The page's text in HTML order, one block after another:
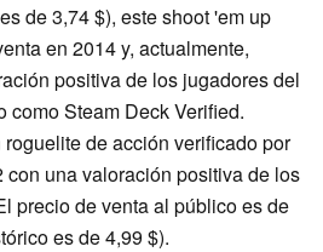
de 3,74 $), este shoot 'em up
en 2014 y, actualmente,
positiva de los jugadores del
como Steam Deck Verified.
de acción verificado por
con una valoración positiva de los
precio de venta al público es de
es de 4,99 $).